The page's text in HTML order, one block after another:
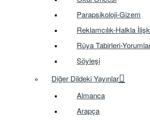
Parapsikoloji-Gizem
Reklamcılık-Halkla
Rüya Tabirleri-
Söyleşi
Diğer Dildeki Yayınlar
Almanca
Arapça